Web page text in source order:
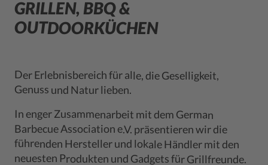
GRILLEN, BBQ &
OUTDOORKÜCHEN
Der Erlebnisbereich für alle, die Geselligkeit,
Genuss und Natur lieben.
In enger Zusammenarbeit mit dem German
Barbecue Association e.V. präsentieren wir die
führenden Hersteller und lokale Händler mit den
neuesten Produkten und Gadgets für Grillfreunde.